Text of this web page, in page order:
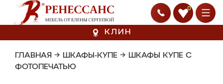
0
КЛИН
ГЛАВНАЯ → ШКАФЫ-КУПЕ → ШКАФЫ КУПЕ С
ФОТОПЕЧАТЬЮ